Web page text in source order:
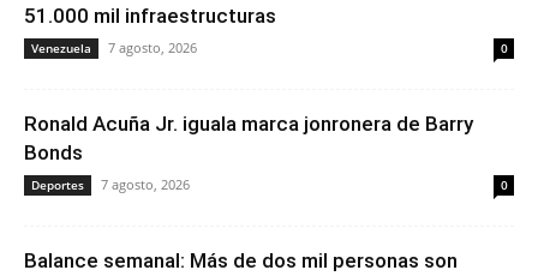
51.000 mil infraestructuras
Venezuela 7 agosto, 2026 0
Ronald Acuña Jr. iguala marca jonronera de Barry
Bonds
Deportes 7 agosto, 2026 0
Balance semanal: Más de dos mil personas son